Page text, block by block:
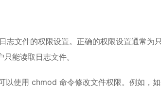
文件的权限设置。正确的权限设置通常为
能读取日志文件。
使用 chmod 命令修改文件权限。例如，